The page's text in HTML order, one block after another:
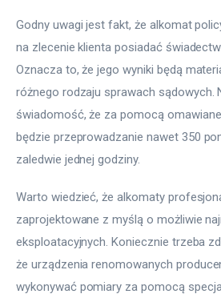
Godny uwagi jest fakt, że alkomat
na zlecenie klienta posiadać
Oznacza to, że jego wyniki będą
różnego rodzaju sprawach sądowych.
świadomość, że za pomocą
będzie przeprowadzanie nawet 350
zaledwie jednej godziny.
Warto wiedzieć, że alkomaty
zaprojektowane z myślą o możliwie
eksploatacyjnych. Koniecznie trzeba
że urządzenia renomowanych
wykonywać pomiary za pomocą